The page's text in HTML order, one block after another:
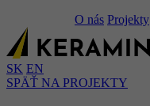
O nás Projekty
SK EN
SPÄŤ NA PROJEKTY